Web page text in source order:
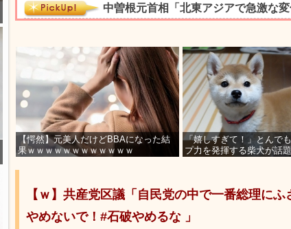
【愕然】元美人だけどBBAになった結
果ｗｗｗｗｗｗｗｗｗｗｗｗ
「嬉しすぎて！」とんで
プ力を発揮する柴犬が話
【ｗ】共産党区議「自民党の中で一番総理に
やめないで！#石破やめるな 」